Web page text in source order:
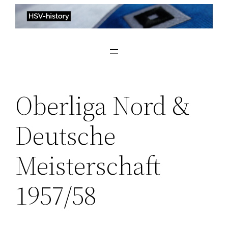
Zum
Inhalt
Oberliga Nord &
Deutsche
Meisterschaft
1957/58